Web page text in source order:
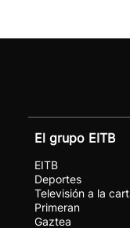
El grupo EITB
EITB
Deportes
Televisión a la
Primeran
Gaztea